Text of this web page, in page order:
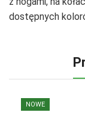
dostępnych
NOWE